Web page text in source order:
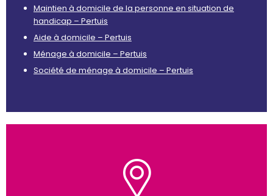
Maintien à domicile de la personne en situation de
handicap – Pertuis
Aide à domicile – Pertuis
Ménage à domicile – Pertuis
Société de ménage à domicile – Pertuis